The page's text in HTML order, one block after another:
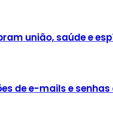
união, saúde e
de e-mails e